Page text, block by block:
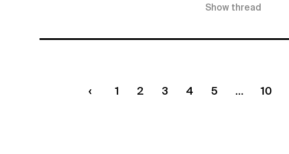
Show thread
1 2 3 4 5 10